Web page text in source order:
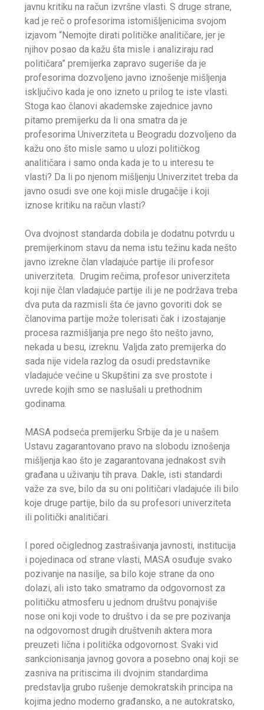
javnu kritiku na račun izvršne vlasti. S druge strane,
kad je reč o profesorima istomišljenicima svojom
izjavom “Nemojte dirati političke analitičare, jer je
njihov posao da kažu šta misle i analiziraju rad
političara” premijerka zapravo sugeriše da je
profesorima dozvoljeno javno iznošenje mišljenja
isključivo kada je ono izneto u prilog te iste vlasti.
Stoga kao članovi akademske zajednice javno
pitamo premijerku da li ona smatra da je
profesorima Univerziteta u Beogradu dozvoljeno da
kažu ono što misle samo u ulozi političkog
analitičara i samo onda kada je to u interesu te
vlasti? Da li po njenom mišljenju Univerzitet treba da
javno osudi sve one koji misle drugačije i koji
iznose kritiku na račun vlasti?
Ova dvojnost standarda dobila je dodatnu potvrdu u
premijerkinom stavu da nema istu težinu kada nešto
javno izrekne član vladajuće partije ili profesor
univerziteta. Drugim rečima, profesor univerziteta
koji nije član vladajuće partije ili je ne podržava treba
dva puta da razmisli šta će javno govoriti dok se
članovima partije može tolerisati čak i izostajanje
procesa razmišljanja pre nego što nešto javno,
nekada u besu, izreknu. Valjda zato premijerka do
sada nije videla razlog da osudi predstavnike
vladajuće većine u Skupštini za sve prostote i
uvrede kojih smo se naslušali u prethodnim
godinama.
MASA podseća premijerku Srbije da je u našem
Ustavu zagarantovano pravo na slobodu iznošenja
mišljenja kao što je zagarantovana jednakost svih
građana u uživanju tih prava. Dakle, isti standardi
važe za sve, bilo da su oni političari vladajuće ili bilo
koje druge partije, bilo da su profesori univerziteta
ili politički analitičari.
I pored očiglednog zastrašivanja javnosti, institucija
i pojedinaca od strane vlasti, MASA osuđuje svako
pozivanje na nasilje, sa bilo koje strane da ono
dolazi, ali isto tako smatramo da odgovornost za
političku atmosferu u jednom društvu ponajviše
nose oni koji vode to društvo i da se pre pozivanja
na odgovornost drugih društvenih aktera mora
preuzeti lična i politička odgovornost. Svaki vid
sankcionisanja javnog govora a posebno onaj koji se
zasniva na pritiscima ili dvojnim standardima
predstavlja grubo rušenje demokratskih principa na
kojima jedno moderno građansko, a ne autokratsko,